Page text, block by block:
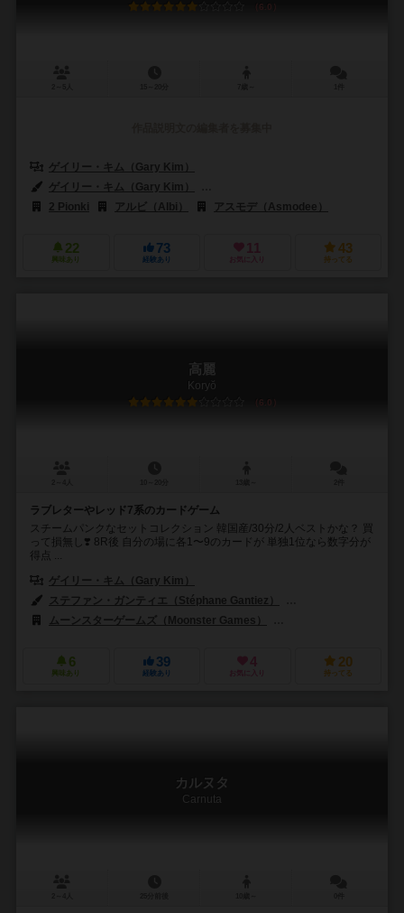
6.0
ゲイリー・キム（Gary Kim）
ゲイリー・キム（Gary Kim）
2 Pionki
アルビ（Albi） アスモデ（Asmodee）
22
興味あり
73
経験あり
11
お気に入り
43
持ってる
高麗
Koryŏ
6.0
ラブレターやレッド7系のカードゲーム
スチームパンクなセットコレクション 韓国産/30分/2人ベストかな？ 買
って損無し❣️ 8R後 自分の場に各1〜9のカードが 単独1位なら数字分が
得点 ...
ゲイリー・キム（Gary Kim）
ステファン・ガンティエ（Stéphane Gantiez）
ムーンスターゲームズ（Moonster Games）
6
興味あり
39
経験あり
4
お気に入り
20
持ってる
カルヌタ
Carnuta